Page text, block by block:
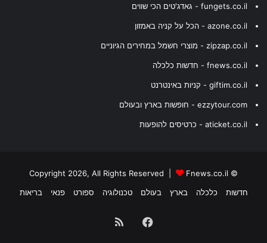
fungets.co.il - גאדג'טים הכי שווים
azone.co.il - הכל על קניה באמזון
zipzap.co.il - מוצרי חשמל במחירים הגיוניים
fnews.co.il - חדשות כלכלה
giftim.co.il - קניות באינטרנט
ezzytour.com - חופשות בארץ ובעולם
aticket.co.il - כרטיסים להופעות
© Copyright 2026, All Rights Reserved |
Fnews.co.il
חדשות
כלכלה בארץ בעולם טכנולוגיה ספורט פנאי בריאות
Facebook